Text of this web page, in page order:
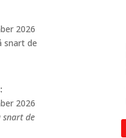
2026
snart de
2026
snart de